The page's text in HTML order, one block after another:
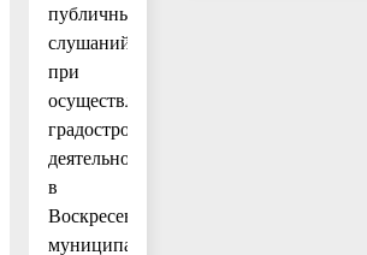
публичных
слушаний
при
осуществлении
градостроительной
деятельности
в
Воскресенском
муниципальном